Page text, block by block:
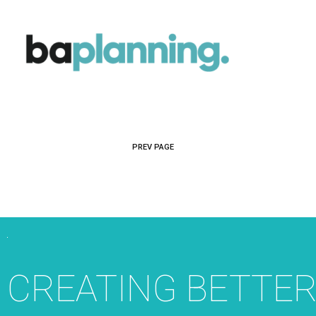
PREV PAGE
CREATING BETTER